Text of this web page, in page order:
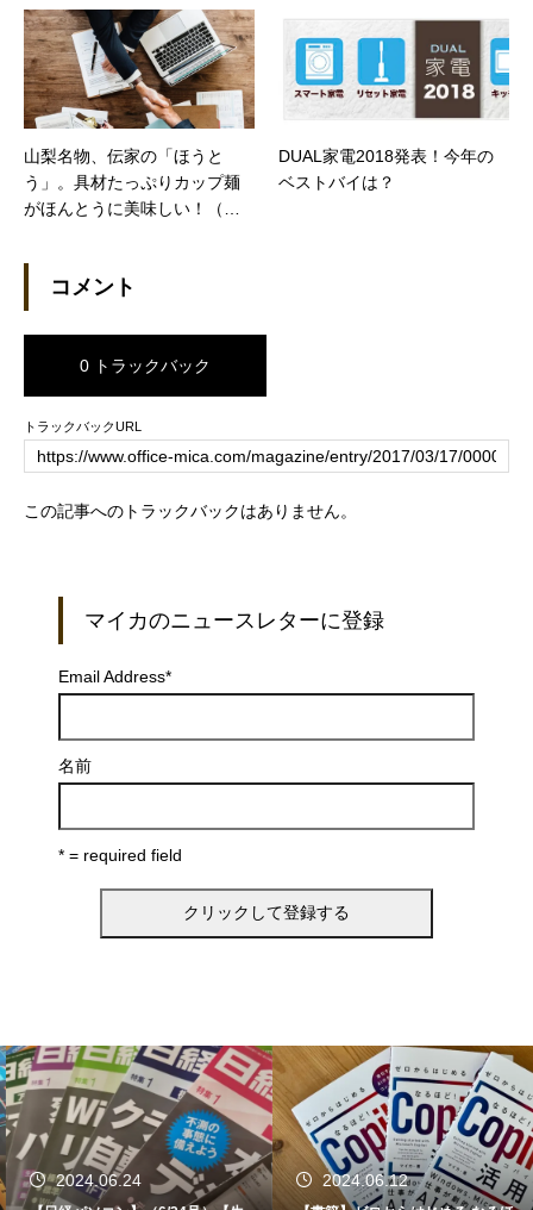
山梨名物、伝家の「ほうと
う」。具材たっぷりカップ麺
がほんとうに美味しい！（価
DUAL家電2018発表！今年の
ベストバイは？
コメント
0 トラックバック
トラックバックURL
この記事へのトラックバックはありません。
マイカのニュースレターに登録
Email Address*
名前
* = required field
2024.06.24 2024.06.12